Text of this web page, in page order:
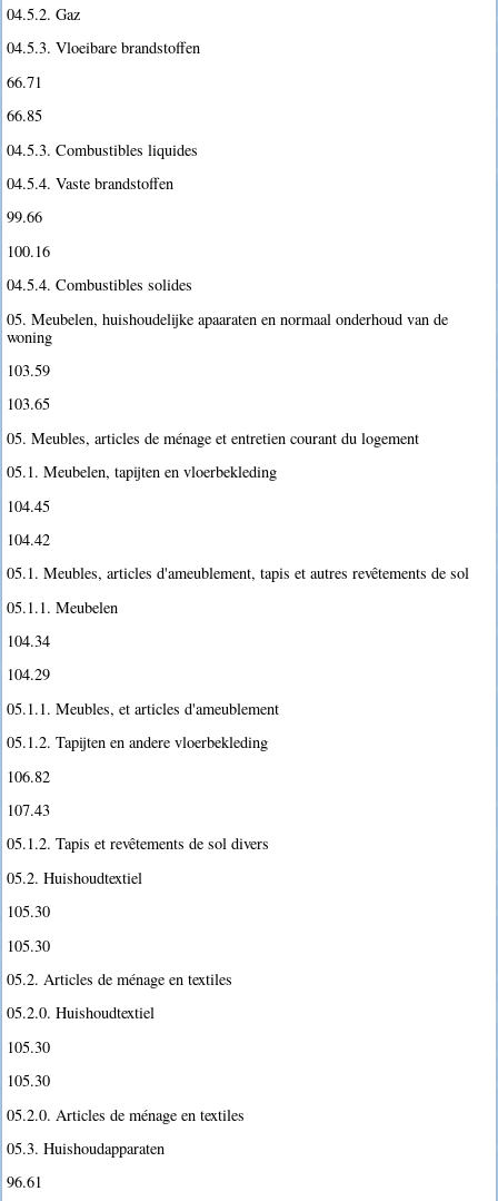
04.5.2. Gaz
04.5.3. Vloeibare brandstoffen
66.71
66.85
04.5.3. Combustibles liquides
04.5.4. Vaste brandstoffen
99.66
100.16
04.5.4. Combustibles solides
05. Meubelen, huishoudelijke apaaraten en normaal onderhoud van de
woning
103.59
103.65
05. Meubles, articles de ménage et entretien courant du logement
05.1. Meubelen, tapijten en vloerbekleding
104.45
104.42
05.1. Meubles, articles d'ameublement, tapis et autres revêtements de sol
05.1.1. Meubelen
104.34
104.29
05.1.1. Meubles, et articles d'ameublement
05.1.2. Tapijten en andere vloerbekleding
106.82
107.43
05.1.2. Tapis et revêtements de sol divers
05.2. Huishoudtextiel
105.30
105.30
05.2. Articles de ménage en textiles
05.2.0. Huishoudtextiel
105.30
105.30
05.2.0. Articles de ménage en textiles
05.3. Huishoudapparaten
96.61